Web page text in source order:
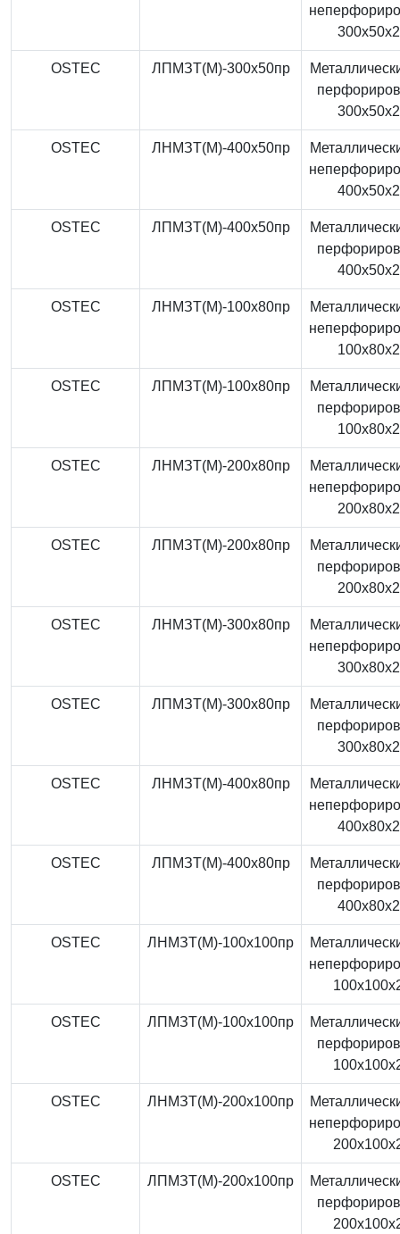
OSTEC ЛПМЗТ(М)-300x50пр
OSTEC ЛНМЗТ(М)-400x50пр
OSTEC ЛПМЗТ(М)-400x50пр
OSTEC ЛНМЗТ(М)-100x80пр
OSTEC ЛПМЗТ(М)-100x80пр
OSTEC ЛНМЗТ(М)-200x80пр
OSTEC ЛПМЗТ(М)-200x80пр
OSTEC ЛНМЗТ(М)-300x80пр
OSTEC ЛПМЗТ(М)-300x80пр
OSTEC ЛНМЗТ(М)-400x80пр
OSTEC ЛПМЗТ(М)-400x80пр
OSTEC ЛНМЗТ(М)-100x100пр
OSTEC ЛПМЗТ(М)-100x100пр
OSTEC ЛНМЗТ(М)-200x100пр
OSTEC ЛПМЗТ(М)-200x100пр